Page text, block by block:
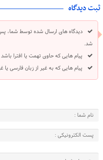
ثبت دیدگاه
دیدگاه های ارسال شده توسط شما،
شد.
پیام هایی که حاوی تهمت یا افترا
پیام هایی که به غیر از زبان فارسی